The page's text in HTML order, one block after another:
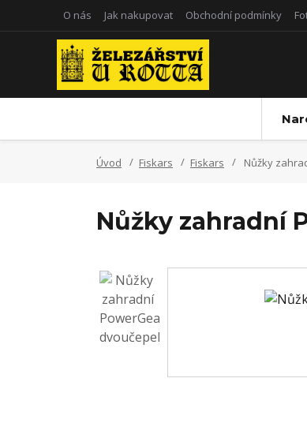
O nás Jak nakupovat Obchodní podmínky
Úvod Fiskars Fiskars Nůžky
Nůžky zahradní